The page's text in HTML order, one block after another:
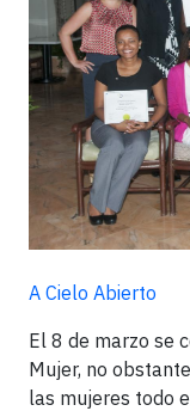
A Cielo Abierto
El 8 de marzo se
Mujer, no
las mujeres todo